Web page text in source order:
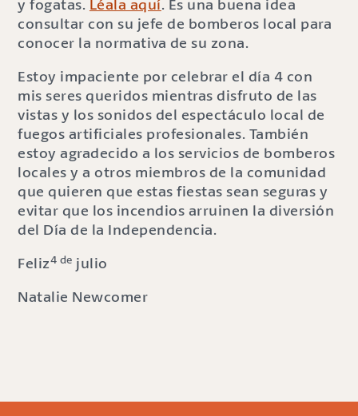
y fogatas. Léala aquí. Es una buena idea
consultar con su jefe de bomberos local para
conocer la normativa de su zona.
Estoy impaciente por celebrar el día 4 con
mis seres queridos mientras disfruto de las
vistas y los sonidos del espectáculo local de
fuegos artificiales profesionales. También
estoy agradecido a los servicios de bomberos
locales y a otros miembros de la comunidad
que quieren que estas fiestas sean seguras y
evitar que los incendios arruinen la diversión
del Día de la Independencia.
Feliz4 de julio
Natalie Newcomer